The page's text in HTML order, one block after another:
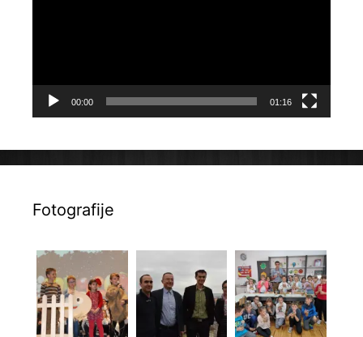
00:00 01:16
Fotografije